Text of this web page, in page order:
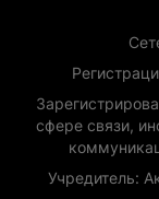
сфере связи,
Учредитель: